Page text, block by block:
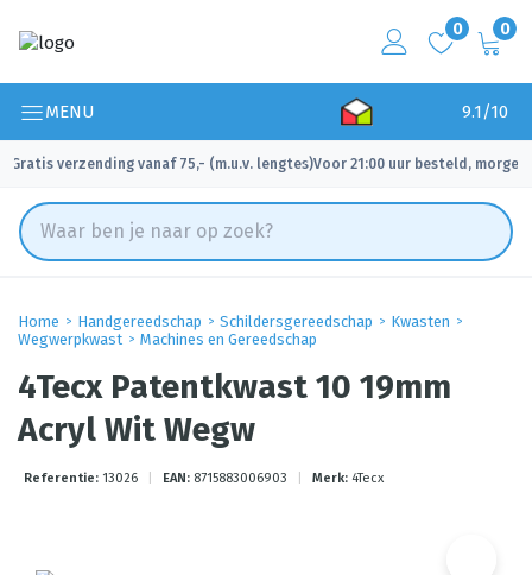
0 0
MENU 9.1/10
Gratis verzending vanaf 75,- (m.u.v. lengtes)
✓ Voor 21:00 uur besteld, morgen
Home Handgereedschap Schildersgereedschap
Kwasten
Wegwerpkwast
Machines en Gereedschap
4Tecx Patentkwast 10 19mm
Acryl Wit Wegw
Referentie: 13026 EAN: 8715883006903 Merk: 4Tecx